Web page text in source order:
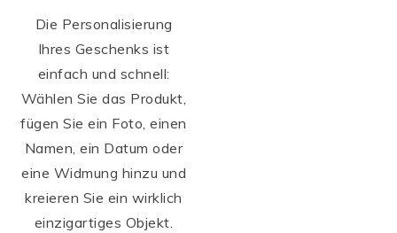
Die Personalisierung
Ihres Geschenks ist
einfach und schnell:
Wählen Sie das Produkt,
fügen Sie ein Foto, einen
Namen, ein Datum oder
eine Widmung hinzu und
kreieren Sie ein wirklich
einzigartiges Objekt.